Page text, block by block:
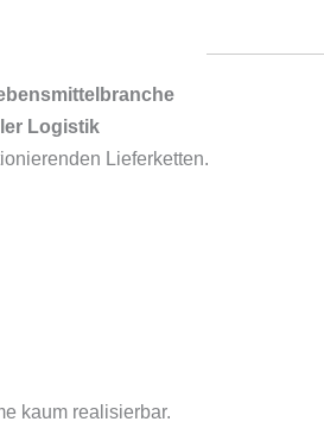
Logistik
Lieferketten.
kaum realisierbar.